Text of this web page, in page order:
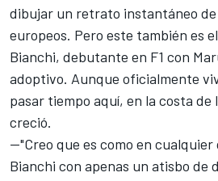
dibujar un retrato instantáneo
europeos. Pero este también es
Bianchi, debutante en F1 con
adoptivo. Aunque oficialmente
pasar tiempo aquí, en la costa de
creció.
—"Creo que es como en
Bianchi con apenas un atisbo de